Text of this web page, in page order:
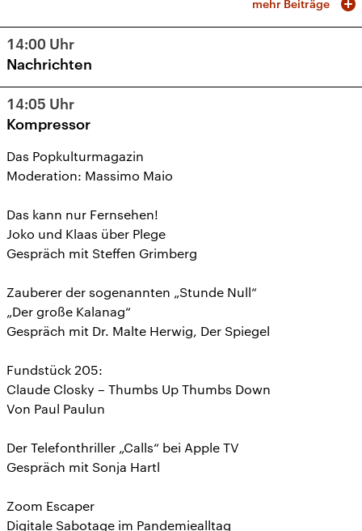
mehr Beiträge
14:00 Uhr
Nachrichten
14:05 Uhr
Kompressor
Das Popkulturmagazin
Moderation: Massimo Maio
Das kann nur Fernsehen!
Joko und Klaas über Plege
Gespräch mit Steffen Grimberg
Zauberer der sogenannten „Stunde Null“
„Der große Kalanag“
Gespräch mit Dr. Malte Herwig, Der Spiegel
Fundstück 205:
Claude Closky – Thumbs Up Thumbs Down
Von Paul Paulun
Der Telefonthriller „Calls“ bei Apple TV
Gespräch mit Sonja Hartl
Zoom Escaper
Digitale Sabotage im Pandemiealltag